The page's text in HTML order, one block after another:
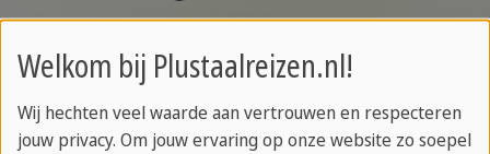
mijn taalreis is uiteraard de taal. Ik begon op A.2.1
niveau Italiaans terwijl dit eigenlijk al boven mijn
niveau was. Toch werd ik in deze klas geplaatst
Welkom bij Plustaalreizen.nl!
Wij hechten veel waarde aan vertrouwen en respecteren
jouw privacy. Om jouw ervaring op onze website zo soepel